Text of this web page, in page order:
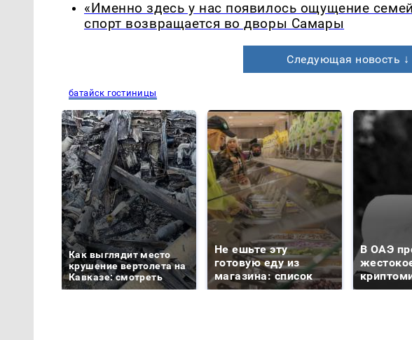
«Именно здесь у нас появилось ощущение
спорт возвращается во дворы Самары
Следующая новость ↓
батайск гостиницы
Как выглядит место
крушение вертолета на
Кавказе: смотреть
Не ешьте эту
готовую еду из
магазина: список
В ОАЭ